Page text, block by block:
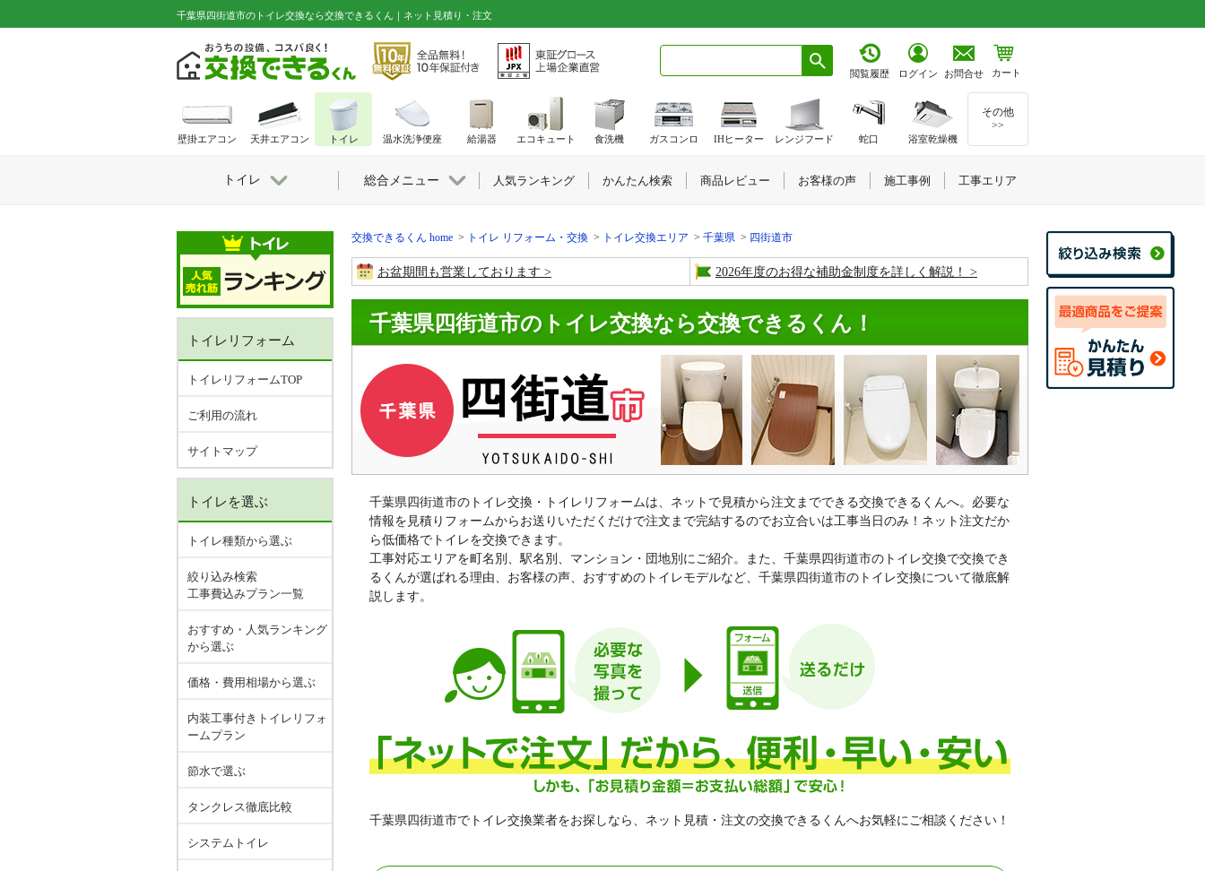
千葉県四街道市のトイレ交換なら交換できるくん｜ネット見積り・注文
閲覧履歴 ログイン お問合せ カート
交換できるくん home トイレ リフォーム・交換 トイレ交換エリア 千葉県 四街道市
お盆期間も営業しております 2026年度のお得な補助金制度を詳しく解説！
千葉県四街道市のトイレ交換なら交換できるくん！
千葉県四街道市のトイレ交換・トイレリフォームは、ネットで見積から注文までできる交換できるくんへ。必要な
情報を見積りフォームからお送りいただくだけで注文まで完結するのでお立合いは工事当日のみ！ネット注文だか
ら低価格でトイレを交換できます。
工事対応エリアを町名別、駅名別、マンション・団地別にご紹介。また、千葉県四街道市のトイレ交換で交換でき
るくんが選ばれる理由、お客様の声、おすすめのトイレモデルなど、千葉県四街道市のトイレ交換について徹底解
説します。
千葉県四街道市でトイレ交換業者をお探しなら、ネット見積・注文の交換できるくんへお気軽にご相談ください！
トイレリフォーム
トイレリフォームTOP
ご利用の流れ
サイトマップ
トイレを選ぶ
トイレ種類から選ぶ
絞り込み検索
工事費込みプラン一覧
おすすめ・人気ランキング
から選ぶ
価格・費用相場から選ぶ
内装工事付きトイレリフォ
ームプラン
節水で選ぶ
タンクレス徹底比較
システムトイレ
壁掛エアコン 天井エアコン トイレ 温水洗浄便座 給湯器 エコキュート 食洗機 ガスコンロ IHヒーター レンジフード 蛇口 浴室乾燥機
その他
>>
トイレ 総合メニュー 人気ランキング かんたん検索 商品レビュー お客様の声 施工事例 工事エリア